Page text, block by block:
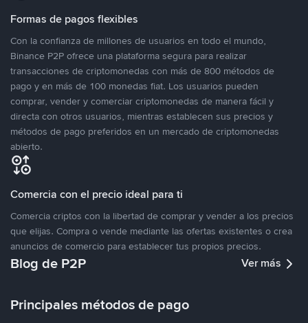
Formas de pagos flexibles
Con la confianza de millones de usuarios en todo el mundo,
Binance P2P ofrece una plataforma segura para realizar
transacciones de criptomonedas con más de 800 métodos de
pago y en más de 100 monedas fiat. Los usuarios pueden
comprar, vender y comerciar criptomonedas de manera fácil y
directa con otros usuarios, mientras establecen sus precios y
métodos de pago preferidos en un mercado de criptomonedas
abierto.
Comercia con el precio ideal para ti
Comercia criptos con la libertad de comprar y vender a los precios
que elijas. Compra o vende mediante las ofertas existentes o crea
anuncios de comercio para establecer tus propios precios.
Blog de P2P Ver más
Principales métodos de pago